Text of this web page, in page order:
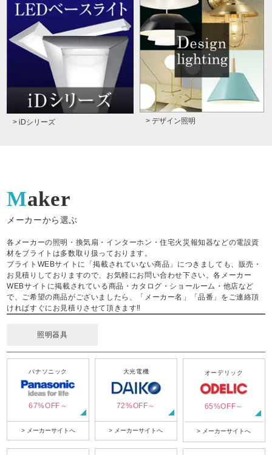
> iDシリーズ > デザイン照明
Maker
メーカーから選ぶ
各メーカーの照明・換気扇・インターホン・住宅火災報知器などの電設資
材をブライトは多数取り扱っております。
ブライトWEBサイトに「掲載されていない商品」につきましても、販売・
お見積りしておりますので、お気軽にお問い合わせ下さい。各メーカー
WEBサイトに掲載されている商品・カタログ・ショールーム・他店など
で、ご希望の商品がございましたら、「メーカー名」「品番」をご連絡頂
ければすぐにお見積りさせて頂きます‼
照明器具
パナソニック
67%OFF～
> メーカーサイトへ
大光電機
72%OFF～
> メーカーサイトへ
オーデリック
65%OFF～
> メーカーサイトへ